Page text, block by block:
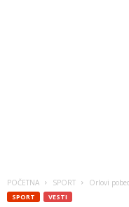
POČETNA SPORT Orlovi
SPORT VESTI